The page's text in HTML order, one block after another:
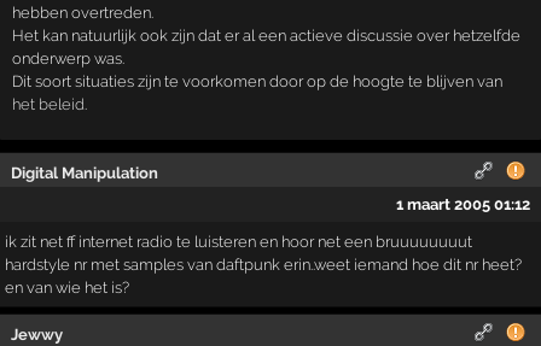
hebben overtreden.
Het kan natuurlijk ook zijn dat er al een actieve discussie over hetzelfde
onderwerp was.
Dit soort situaties zijn te voorkomen door op de hoogte te blijven van
het beleid
Digital Manipulation
1 maart 2005 01:12
ik zit net ff internet radio te luisteren en hoor net een bruuuuuuuut
hardstyle nr met samples van daftpunk erin..weet iemand hoe dit nr heet?
en van wie het is?
Jewwy